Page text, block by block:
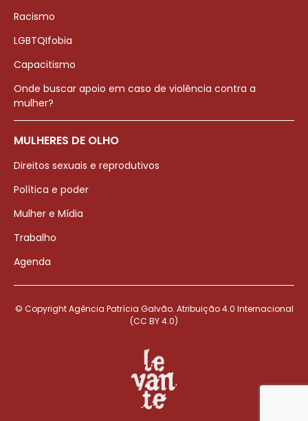
Racismo
LGBTQIfobia
Capacitismo
Onde buscar apoio em caso de violência contra a
mulher?
MULHERES DE OLHO
Direitos sexuais e reprodutivos
Política e poder
Mulher e Mídia
Trabalho
Agenda
© Copyright Agência Patrícia Galvão. Atribuição 4.0 Internacional
(CC BY 4.0)